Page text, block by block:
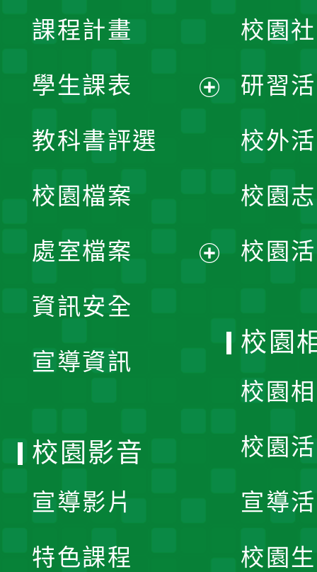
課程計畫
學生課表
單
教科書評選
校園檔案
處室檔案
資訊安全
宣導資訊
校園
研習
校外
校園
校園
校園
校園
校園
宣導
校園
校園影音
宣導影片
特色課程